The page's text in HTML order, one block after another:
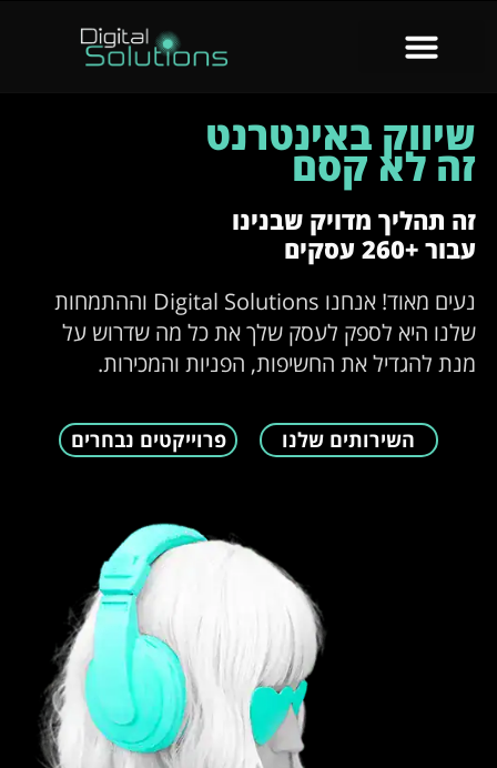
שיווק באינטרנט
זה לא קסם
זה תהליך מדויק שבנינו
עבור +260 עסקים
נעים מאוד! אנחנו Digital Solutions וההתמחות
שלנו היא לספק לעסק שלך את כל מה שדרוש על
מנת להגדיל את החשיפות, הפניות והמכירות.
השירותים שלנו פרוייקטים נבחרים